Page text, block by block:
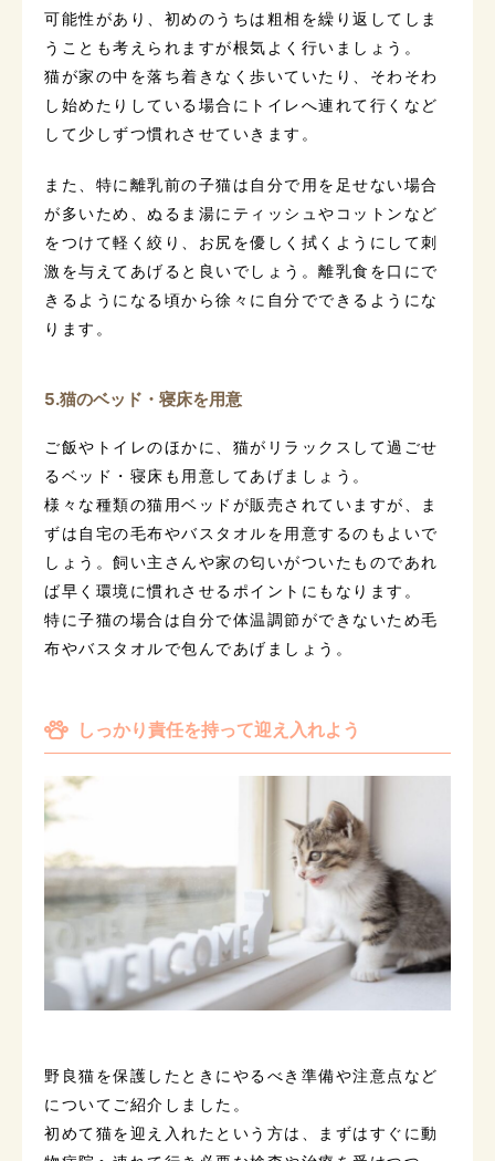
可能性があり、初めのうちは粗相を繰り返してしま
うことも考えられますが根気よく行いましょう。
猫が家の中を落ち着きなく歩いていたり、そわそわ
し始めたりしている場合にトイレへ連れて行くなど
して少しずつ慣れさせていきます。
また、特に離乳前の子猫は自分で用を足せない場合
が多いため、ぬるま湯にティッシュやコットンなど
をつけて軽く絞り、お尻を優しく拭くようにして刺
激を与えてあげると良いでしょう。離乳食を口にで
きるようになる頃から徐々に自分でできるようにな
ります。
5.猫のベッド・寝床を用意
ご飯やトイレのほかに、猫がリラックスして過ごせ
るベッド・寝床も用意してあげましょう。
様々な種類の猫用ベッドが販売されていますが、ま
ずは自宅の毛布やバスタオルを用意するのもよいで
しょう。飼い主さんや家の匂いがついたものであれ
ば早く環境に慣れさせるポイントにもなります。
特に子猫の場合は自分で体温調節ができないため毛
布やバスタオルで包んであげましょう。
しっかり責任を持って迎え入れよう
野良猫を保護したときにやるべき準備や注意点など
についてご紹介しました。
初めて猫を迎え入れたという方は、まずはすぐに動